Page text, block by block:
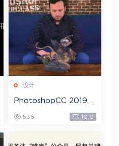
设计
PhotoshopCC 2019
大师课，网盘下载(5.71
G)
536 10.0